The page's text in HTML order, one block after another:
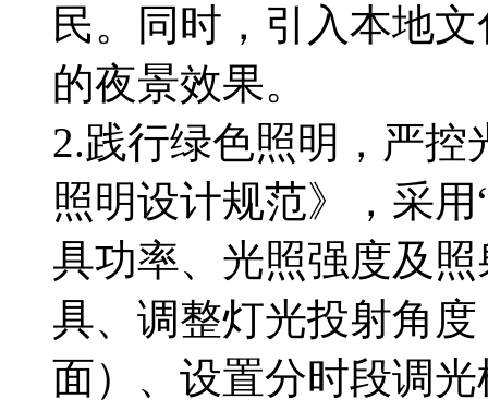
民。同时，引入本地
的夜景效果。
2.践行绿色照明，严
照明设计规范》，采
具功率、光照强度及
具、调整灯光投射角
面）、设置分时段调